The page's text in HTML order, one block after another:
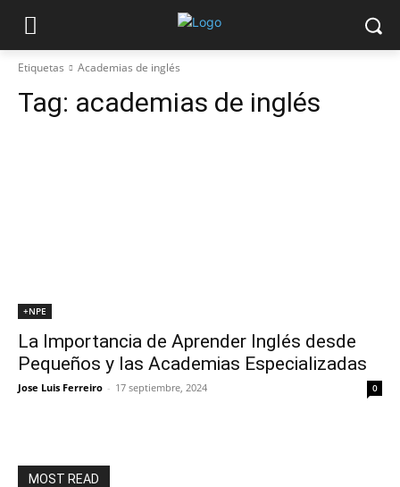
Etiquetas Academias de inglés
Tag: academias de inglés
+NPE
La Importancia de Aprender Inglés desde
Pequeños y las Academias Especializadas
Jose Luis Ferreiro - 17 septiembre, 2024 0
MOST READ